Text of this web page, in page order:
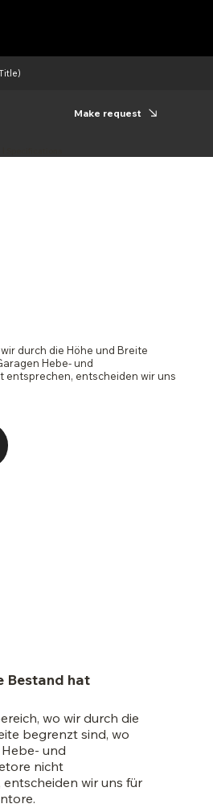
durch die Höhe und Breite
Hebe- und
entsprechen, entscheiden wir uns
wo wir durch die
begrenzt sind, wo
und
nicht
wir uns für
Bestand hat
Make request